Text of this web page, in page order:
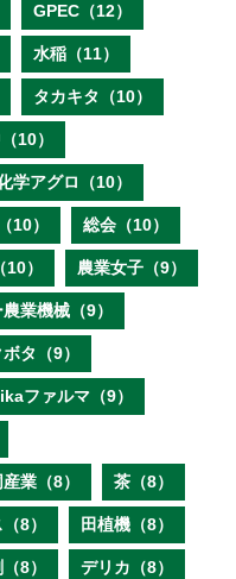
GPEC（12）
水稲（11）
タカキタ（10）
10）
学アグロ（10）
10） 総会（10）
） 農業女子（9）
業機械（9）
タ（9）
ファルマ（9）
業（8） 茶（8）
8） 田植機（8）
8） デリカ（8）